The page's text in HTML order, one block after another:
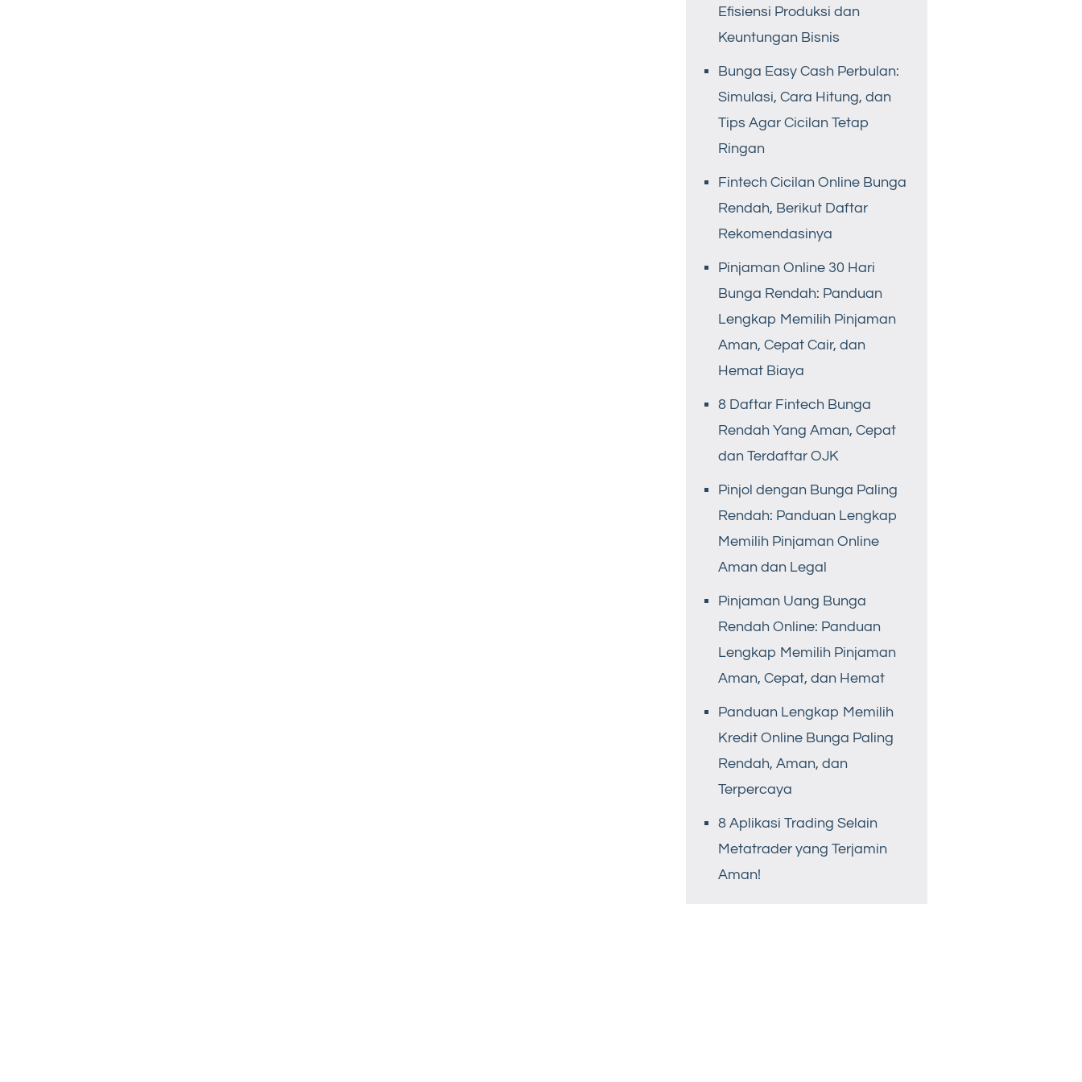
Efisiensi Produksi dan
Keuntungan Bisnis
Bunga Easy Cash Perbulan:
Simulasi, Cara Hitung, dan
Tips Agar Cicilan Tetap
Ringan
Fintech Cicilan Online Bunga
Rendah, Berikut Daftar
Rekomendasinya
Pinjaman Online 30 Hari
Bunga Rendah: Panduan
Lengkap Memilih Pinjaman
Aman, Cepat Cair, dan
Hemat Biaya
8 Daftar Fintech Bunga
Rendah Yang Aman, Cepat
dan Terdaftar OJK
Pinjol dengan Bunga Paling
Rendah: Panduan Lengkap
Memilih Pinjaman Online
Aman dan Legal
Pinjaman Uang Bunga
Rendah Online: Panduan
Lengkap Memilih Pinjaman
Aman, Cepat, dan Hemat
Panduan Lengkap Memilih
Kredit Online Bunga Paling
Rendah, Aman, dan
Terpercaya
8 Aplikasi Trading Selain
Metatrader yang Terjamin
Aman!